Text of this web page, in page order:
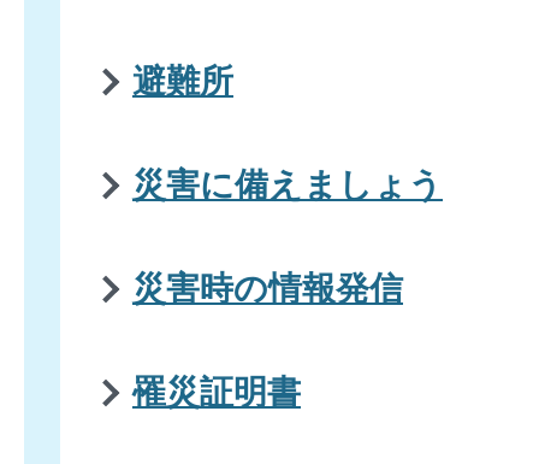
避難所
災害に備えましょう
災害時の情報発信
罹災証明書